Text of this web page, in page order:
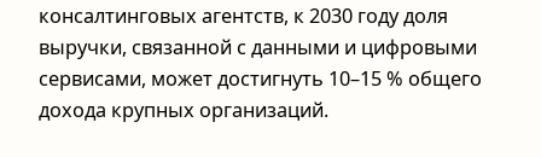
консалтинговых агентств, к 2030 году доля
выручки, связанной с данными и цифровыми
сервисами, может достигнуть 10–15 % общего
дохода крупных организаций.